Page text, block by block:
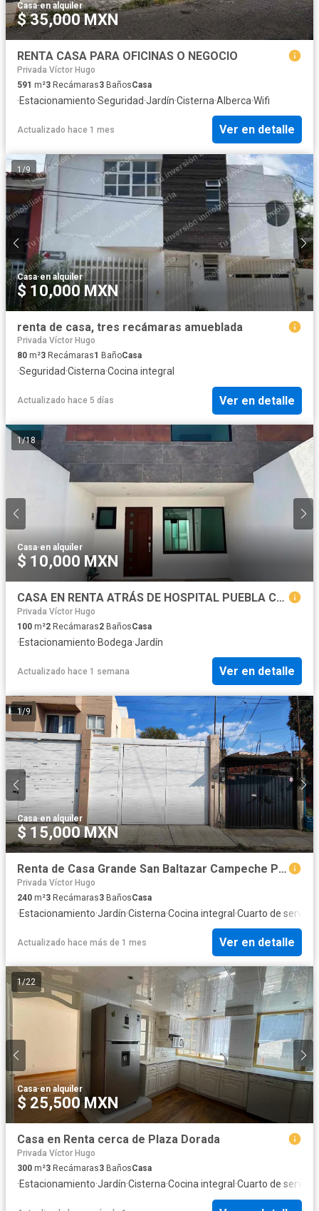
Casa·en alquiler
$ 35,000 MXN
RENTA CASA PARA OFICINAS O NEGOCIO
Privada Víctor Hugo
591 m²3 Recámaras3 BañosCasa
·Estacionamiento·Seguridad·Jardín·Cisterna·Alberca·Wifi
Actualizado hace 1 mes Ver en detalle
1 /9
Casa·en alquiler
$ 10,000 MXN
renta de casa, tres recámaras amueblada
Privada Víctor Hugo
80 m²3 Recámaras1 BañoCasa
·Seguridad·Cisterna·Cocina integral
Actualizado hace 5 días Ver en detalle
1/18
Casa·en alquiler
$ 10,000 MXN
CASA EN RENTA ATRÁS DE HOSPITAL PUEBLA CON SALIDA A BLVD NIÑO POBLANO
Privada Víctor Hugo
100 m²2 Recámaras2 BañosCasa
·Estacionamiento·Bodega·Jardín
Actualizado hace 1 semana Ver en detalle
1/9
Casa·en alquiler
$ 15,000 MXN
Renta de Casa Grande San Baltazar Campeche Puebla
Privada Víctor Hugo
240 m²3 Recámaras3 BañosCasa
·Estacionamiento·Jardín·Cisterna·Cocina integral ·Cuarto de servicio
Actualizado hace más de 1 mes Ver en detalle
1/22
Casa·en alquiler
$ 25,500 MXN
Casa en Renta cerca de Plaza Dorada
Privada Víctor Hugo
300 m²3 Recámaras3 BañosCasa
·Estacionamiento·Jardín·Cisterna·Cocina integral ·Cuarto de servicio